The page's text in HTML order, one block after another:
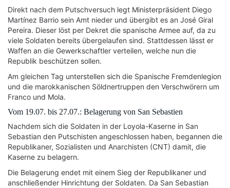
Direkt nach dem Putschversuch legt Ministerpräsident Diego
Martínez Barrio sein Amt nieder und übergibt es an José Giral
Pereira. Dieser löst per Dekret die spanische Armee auf, da zu
viele Soldaten bereits übergelaufen sind. Stattdessen lässt er
Waffen an die Gewerkschaftler verteilen, welche nun die
Republik beschützen sollen.
Am gleichen Tag unterstellen sich die Spanische Fremdenlegion
und die marokkanischen Söldnertruppen den Verschwörern um
Franco und Mola.
Vom 19.07. bis 27.07.: Belagerung von San Sebastien
Nachdem sich die Soldaten in der Loyola-Kaserne in San
Sebastian den Putschisten angeschlossen haben, begannen die
Republikaner, Sozialisten und Anarchisten (CNT) damit, die
Kaserne zu belagern.
Die Belagerung endet mit einem Sieg der Republikaner und
anschließender Hinrichtung der Soldaten. Da San Sebastian